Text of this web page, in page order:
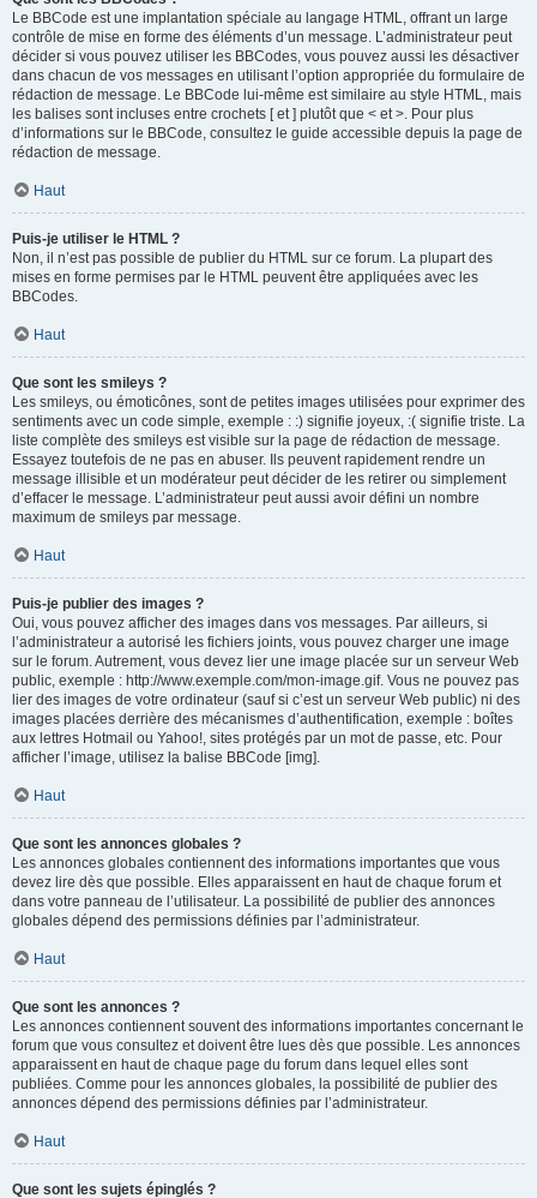
Le BBCode est une implantation spéciale au langage HTML, offrant un large
contrôle de mise en forme des éléments d’un message. L’administrateur peut
décider si vous pouvez utiliser les BBCodes, vous pouvez aussi les désactiver
dans chacun de vos messages en utilisant l’option appropriée du formulaire de
rédaction de message. Le BBCode lui-même est similaire au style HTML, mais
les balises sont incluses entre crochets [ et ] plutôt que < et >. Pour plus
d’informations sur le BBCode, consultez le guide accessible depuis la page de
rédaction de message.
Haut
Puis-je utiliser le HTML ?
Non, il n’est pas possible de publier du HTML sur ce forum. La plupart des
mises en forme permises par le HTML peuvent être appliquées avec les
BBCodes.
Haut
Que sont les smileys ?
Les smileys, ou émoticônes, sont de petites images utilisées pour exprimer des
sentiments avec un code simple, exemple : :) signifie joyeux, :( signifie triste. La
liste complète des smileys est visible sur la page de rédaction de message.
Essayez toutefois de ne pas en abuser. Ils peuvent rapidement rendre un
message illisible et un modérateur peut décider de les retirer ou simplement
d’effacer le message. L’administrateur peut aussi avoir défini un nombre
maximum de smileys par message.
Haut
Puis-je publier des images ?
Oui, vous pouvez afficher des images dans vos messages. Par ailleurs, si
l’administrateur a autorisé les fichiers joints, vous pouvez charger une image
sur le forum. Autrement, vous devez lier une image placée sur un serveur Web
public, exemple : http://www.exemple.com/mon-image.gif. Vous ne pouvez pas
lier des images de votre ordinateur (sauf si c’est un serveur Web public) ni des
images placées derrière des mécanismes d’authentification, exemple : boîtes
aux lettres Hotmail ou Yahoo!, sites protégés par un mot de passe, etc. Pour
afficher l’image, utilisez la balise BBCode [img].
Haut
Que sont les annonces globales ?
Les annonces globales contiennent des informations importantes que vous
devez lire dès que possible. Elles apparaissent en haut de chaque forum et
dans votre panneau de l’utilisateur. La possibilité de publier des annonces
globales dépend des permissions définies par l’administrateur.
Haut
Que sont les annonces ?
Les annonces contiennent souvent des informations importantes concernant le
forum que vous consultez et doivent être lues dès que possible. Les annonces
apparaissent en haut de chaque page du forum dans lequel elles sont
publiées. Comme pour les annonces globales, la possibilité de publier des
annonces dépend des permissions définies par l’administrateur.
Haut
Que sont les sujets épinglés ?